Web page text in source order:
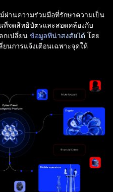
ผ่านความร่วมมือที่รักษาความเป็น
ที่จดสิทธิบัตรและสอดคล้องกับ
กเปลี่ยน ข้อมูลที่น่าสงสัยได้ โดย
ยนการแจ้งเตือนเฉพาะจุดให้